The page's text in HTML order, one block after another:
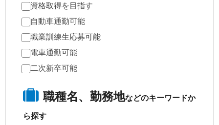
資格取得を目指す
自動車通勤可能
職業訓練生応募可能
電車通勤可能
二次新卒可能
職種名、勤務地などのキーワードか
ら探す